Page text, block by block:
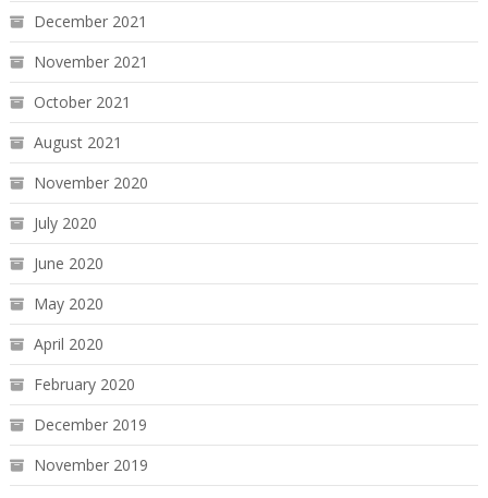
December 2021
November 2021
October 2021
August 2021
November 2020
July 2020
June 2020
May 2020
April 2020
February 2020
December 2019
November 2019